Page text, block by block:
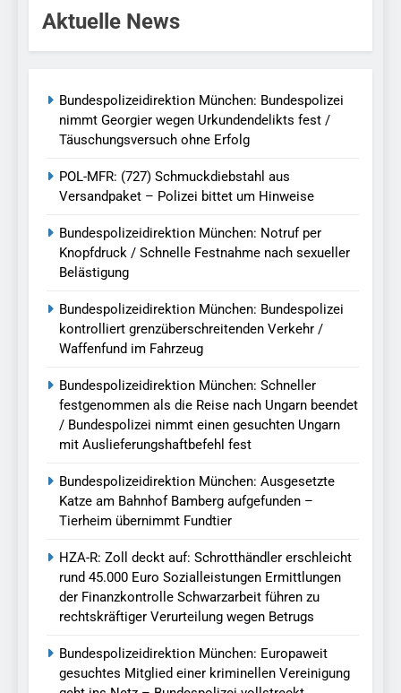
Aktuelle News
Bundespolizeidirektion München: Bundespolizei
nimmt Georgier wegen Urkundendelikts fest /
Täuschungsversuch ohne Erfolg
POL-MFR: (727) Schmuckdiebstahl aus
Versandpaket – Polizei bittet um Hinweise
Bundespolizeidirektion München: Notruf per
Knopfdruck / Schnelle Festnahme nach sexueller
Belästigung
Bundespolizeidirektion München: Bundespolizei
kontrolliert grenzüberschreitenden Verkehr /
Waffenfund im Fahrzeug
Bundespolizeidirektion München: Schneller
festgenommen als die Reise nach Ungarn beendet
/ Bundespolizei nimmt einen gesuchten Ungarn
mit Auslieferungshaftbefehl fest
Bundespolizeidirektion München: Ausgesetzte
Katze am Bahnhof Bamberg aufgefunden –
Tierheim übernimmt Fundtier
HZA-R: Zoll deckt auf: Schrotthändler erschleicht
rund 45.000 Euro Sozialleistungen Ermittlungen
der Finanzkontrolle Schwarzarbeit führen zu
rechtskräftiger Verurteilung wegen Betrugs
Bundespolizeidirektion München: Europaweit
gesuchtes Mitglied einer kriminellen Vereinigung